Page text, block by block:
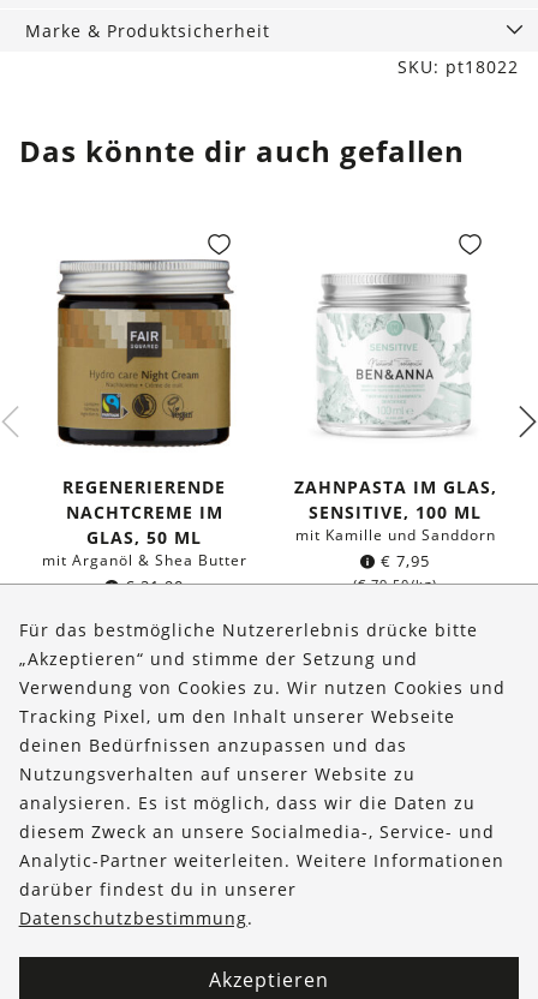
Marke & Produktsicherheit
SKU: pt18022
Das könnte dir auch gefallen
REGENERIERENDE
NACHTCREME IM
GLAS, 50 ML
mit Arganöl & Shea Butter
€21,90
ZAHNPASTA IM GLAS,
SENSITIVE, 100 ML
mit Kamille und Sanddorn
€ 7,95
(€79,50/kg)
Über uns
Bestellungen
Kontakt & Hilfe
FOLLOW US
Für das bestmögliche Nutzererlebnis drücke bitte
„Akzeptieren“ und stimme der Setzung und
Verwendung von Cookies zu. Wir nutzen Cookies und
Tracking Pixel, um den Inhalt unserer Webseite
deinen Bedürfnissen anzupassen und das
Nutzungsverhalten auf unserer Website zu
analysieren. Es ist möglich, dass wir die Daten zu
diesem Zweck an unsere Socialmedia-, Service- und
Analytic-Partner weiterleiten. Weitere Informationen
darüber findest du in unserer
Datenschutzbestimmung.
Akzeptieren